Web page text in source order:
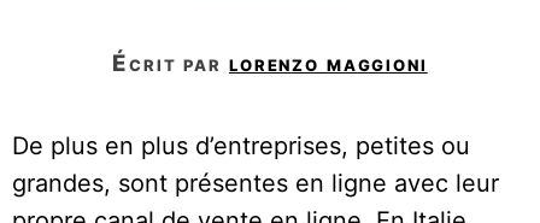
écrit par lorenzo maggioni
De plus en plus d’entreprises, petites ou
grandes, sont présentes en ligne avec leur